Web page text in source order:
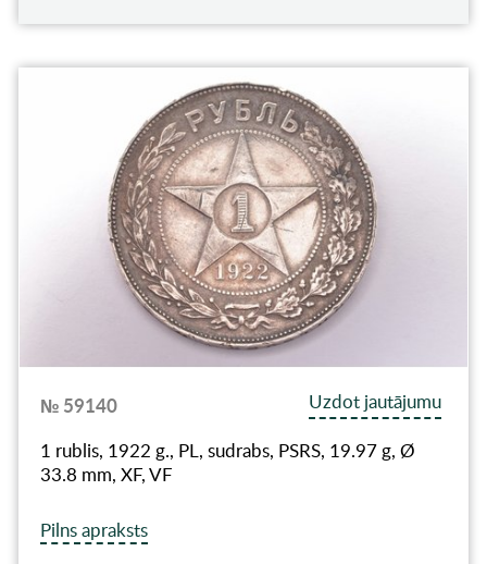
№ 59140
Uzdot jautājumu
1 rublis, 1922 g., PL, sudrabs, PSRS, 19.97 g, Ø
33.8 mm, XF, VF
Pilns apraksts